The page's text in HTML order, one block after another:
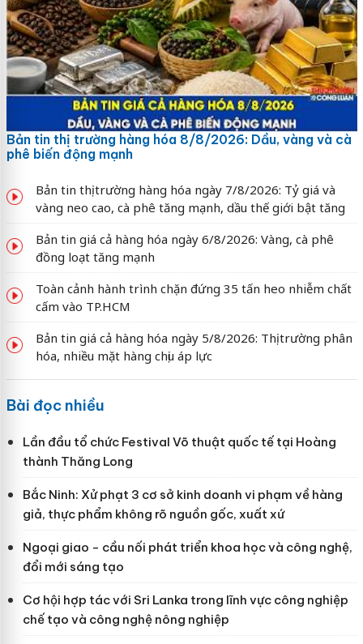
Bản tin thị trường hàng hóa 8/8/2026: Dầu, vàng và cà
phê biến động mạnh
Bản tin thị trường hàng hóa ngày 7/8/2026: Tỷ giá và
vàng neo cao, cà phê tăng mạnh, dầu thế giới bật tăng
Bản tin giá cả hàng hóa ngày 6/8/2026: Vàng, cà phê
đồng loạt tăng mạnh
Toàn cảnh hành trình chặn đứng 35 tấn heo nhiễm chất
cấm vào TP.HCM
Bản tin giá cả hàng hóa ngày 5/8/2026: Thị trường phân
hóa, nhiều mặt hàng chịu áp lực
Bài đọc nhiều
Lần đầu tổ chức Festival Võ thuật quốc tế tại Hoàng
thành Thăng Long
Bắc Ninh: Xử phạt 3 cơ sở kinh doanh vi phạm về hàng
giả, thực phẩm không rõ nguồn gốc, xuất xứ
Ngoại giao - cầu nối phát triển khoa học và công nghệ,
đổi mới sáng tạo
Cơ hội hợp tác với Sri Lanka trong lĩnh vực công nghiệp
chế tạo và công nghệ nông nghiệp